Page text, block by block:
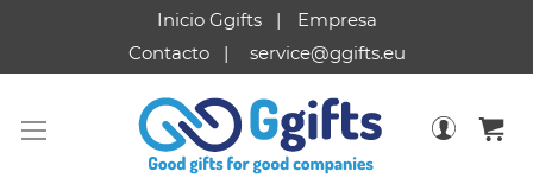
Inicio Ggifts
Empresa
Contacto
service@ggifts.eu